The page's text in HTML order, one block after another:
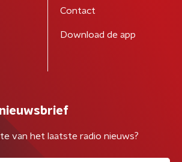
Contact
Download de app
nieuwsbrief
van het laatste radio nieuws?